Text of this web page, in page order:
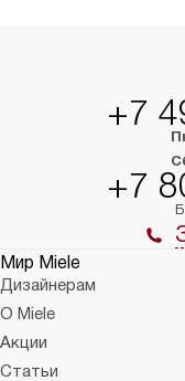
+7
+7
Мир Miele
Дизайнерам
О Miele
Акции
Статьи